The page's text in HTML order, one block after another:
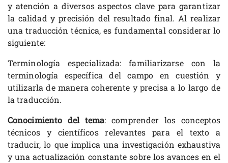
y atención a diversos aspectos clave para garantizar
la calidad y precisión del resultado final. Al realizar
una traducción técnica, es fundamental considerar lo
siguiente:
Terminología especializada: familiarizarse con la
terminología específica del campo en cuestión y
utilizarla de manera coherente y precisa a lo largo de
la traducción.
Conocimiento del tema: comprender los conceptos
técnicos y científicos relevantes para el texto a
traducir, lo que implica una investigación exhaustiva
y una actualización constante sobre los avances en el